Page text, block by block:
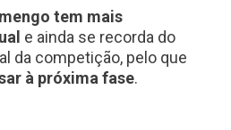
tem mais
e ainda se recorda do
da competição, pelo que
à próxima fase.